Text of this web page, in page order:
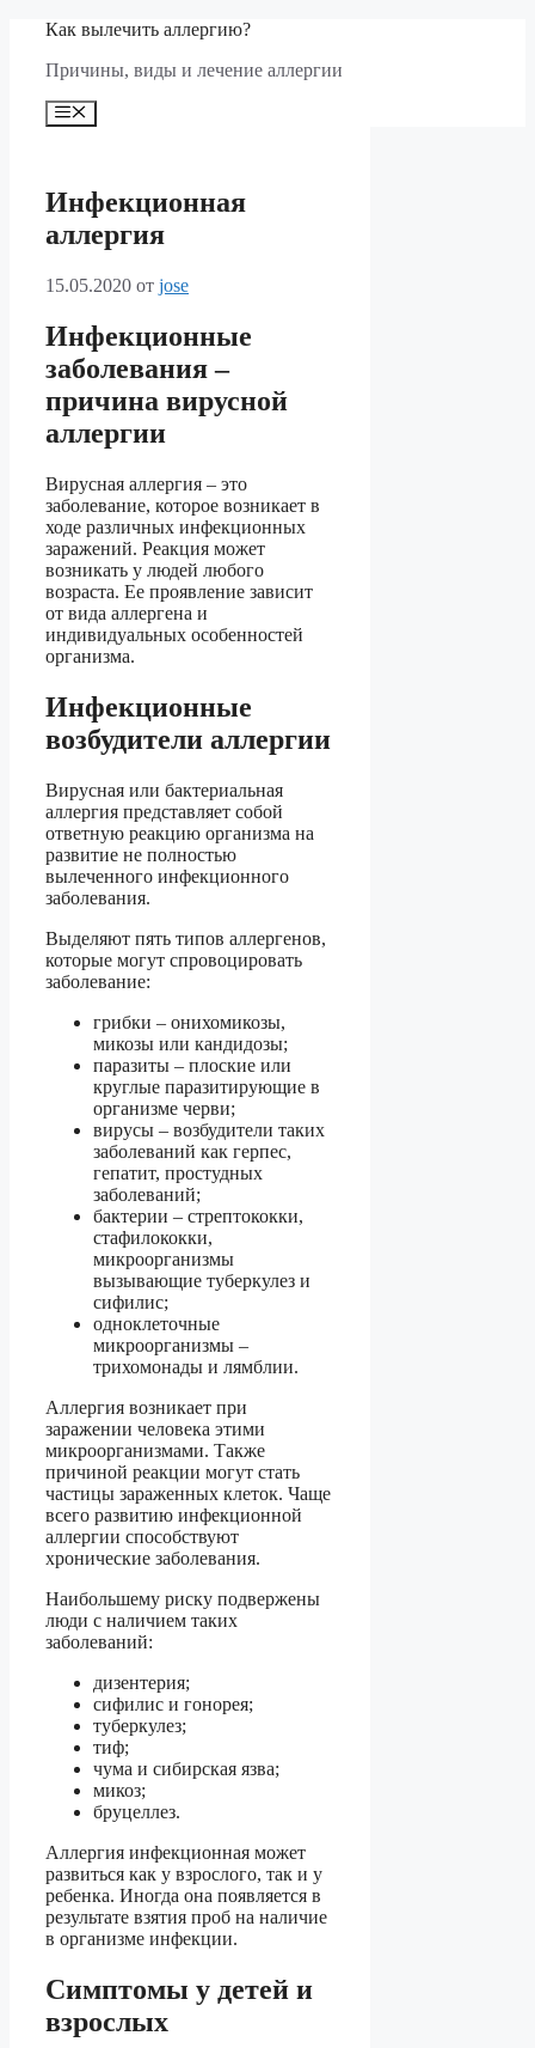
Перейти
содержимому
Как вылечить аллергию?
Причины, виды и лечение аллергии
Меню
Инфекционная
аллергия
15.05.2020 от jose
Инфекционные
заболевания –
причина вирусной
аллергии
Вирусная аллергия – это
заболевание, которое возникает в
ходе различных инфекционных
заражений. Реакция может
возникать у людей любого
возраста. Ее проявление зависит
от вида аллергена и
индивидуальных особенностей
организма.
Инфекционные
возбудители аллергии
Вирусная или бактериальная
аллергия представляет собой
ответную реакцию организма на
развитие не полностью
вылеченного инфекционного
заболевания.
Выделяют пять типов аллергенов,
которые могут спровоцировать
заболевание:
грибки – онихомикозы,
микозы или кандидозы;
паразиты – плоские или
круглые паразитирующие в
организме черви;
вирусы – возбудители таких
заболеваний как герпес,
гепатит, простудных
заболеваний;
бактерии – стрептококки,
стафилококки,
микроорганизмы
вызывающие туберкулез и
сифилис;
одноклеточные
микроорганизмы –
трихомонады и лямблии.
Аллергия возникает при
заражении человека этими
микроорганизмами. Также
причиной реакции могут стать
частицы зараженных клеток. Чаще
всего развитию инфекционной
аллергии способствуют
хронические заболевания.
Наибольшему риску подвержены
люди с наличием таких
заболеваний:
дизентерия;
сифилис и гонорея;
туберкулез;
тиф;
чума и сибирская язва;
микоз;
бруцеллез.
Аллергия инфекционная может
развиться как у взрослого, так и у
ребенка. Иногда она появляется в
результате взятия проб на наличие
в организме инфекции.
Симптомы у детей и
взрослых